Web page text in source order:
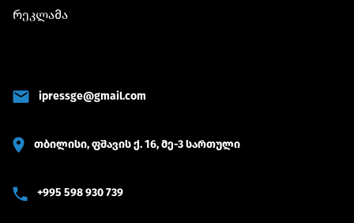
რეკლამა
ipressge@gmail.com
თბილისი, ფშავის ქ. 16, მე-3 სართული
+995 598 930 739